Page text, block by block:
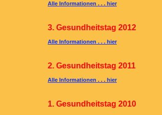
Alle Informationen . . . hier
3. Gesundheitstag 2012
Alle Informationen . . . hier
2. Gesundheitstag 2011
Alle Informationen . . . hier
1. Gesundheitstag 2010